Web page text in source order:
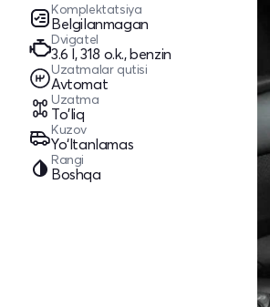
Komplektatsiya
Belgilanmagan
Dvigatel
3.6 l, 318 o.k., benzin
Uzatmalar qutisi
Avtomat
Uzatma
To'liq
Kuzov
Yo‘ltanlamas
Rangi
Boshqa